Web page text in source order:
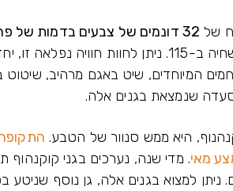
של 32 דונמים של צבעים בדמות של פרחים מרהיבים.
שייכים לרוזנת הולנדית שחיה ב-115. ניתן
המיוחדים, שיט באגם מרהיב,
שנמצאת בגנים אלה.
היא ממש סנוור של הטבע.
מאי. מדי שנה, נערכים בגני קוקנהוף
ניתן למצוא בגנים אלה, גן נוסף שניטע